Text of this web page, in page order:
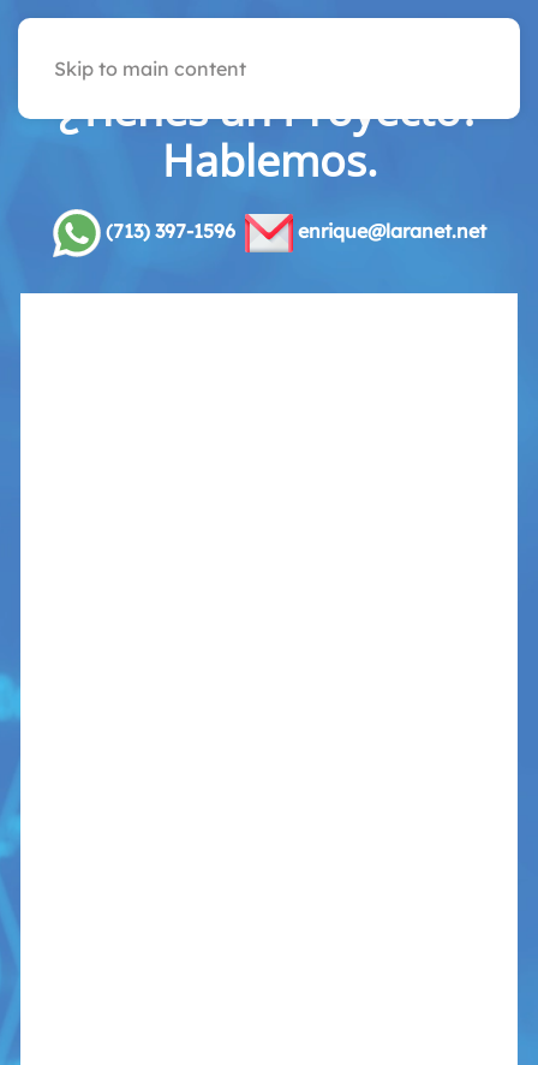
Skip to main content
¿Tienes un Proyecto?
Hablemos.
(713) 397-1596 enrique@laranet.net